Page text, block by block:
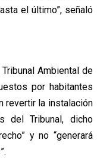
el último”, señaló
Ambiental de
por habitantes
revertir la instalación
del Tribunal, dicho
y no “generará